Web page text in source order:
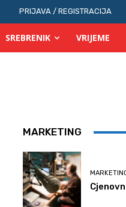
PRIJAVA / REGISTRACIJA
SREBRENIK VRIJEME
MARKETING